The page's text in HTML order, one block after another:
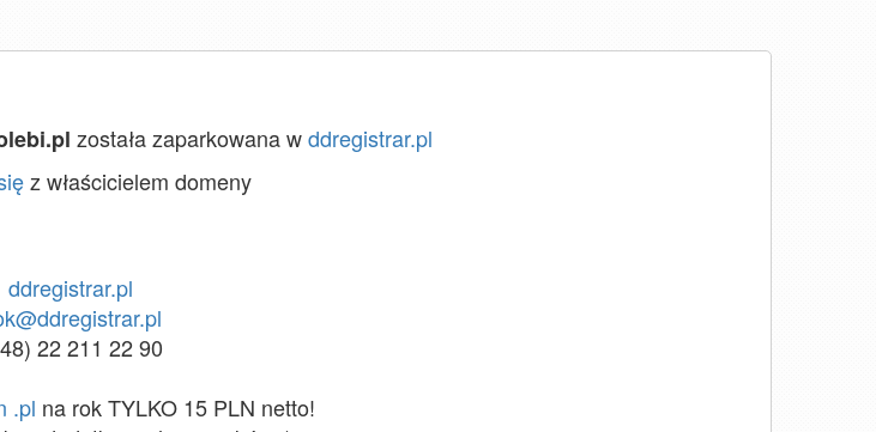
została zaparkowana wddregistrar.pl
z właścicielem domeny
ddregistrar.pl
22 211 22 90
.pl na rok TYLKO 15 PLN netto!